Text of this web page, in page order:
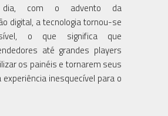
com o advento da
digital, a tecnologia tornou-se
o que significa que
até grandes players
os painéis e tornarem seus
inesquecível para o